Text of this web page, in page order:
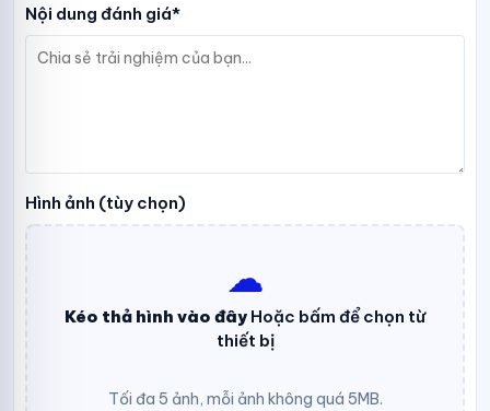
Nội dung đánh giá*
Hình ảnh (tùy chọn)
☁︎
Kéo thả hình vào đây Hoặc bấm để chọn từ
thiết bị
Tối đa 5 ảnh, mỗi ảnh không quá 5MB.